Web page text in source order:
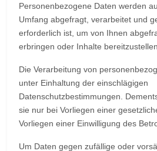
Personenbezogene Daten werden
Umfang abgefragt, verarbeitet und
erforderlich ist, um von Ihnen
erbringen oder Inhalte bereitzustellen.
Die Verarbeitung von
unter Einhaltung der einschlägigen
Datenschutzbestimmungen.
sie nur bei Vorliegen einer
Vorliegen einer Einwilligung des
Um Daten gegen zufällige oder